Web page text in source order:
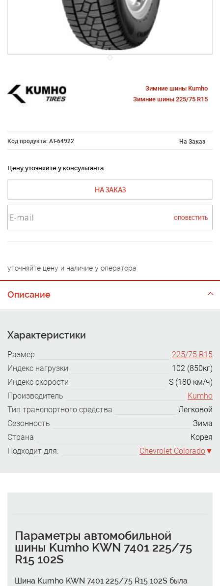
Зимние шины Kumho
Зимние шины 225/75 R15
Код продукта: AT-64922 На Заказ
Цену уточняйте у консультанта
НА ЗАКАЗ
ОПОВЕСТИТЬ
уточняйте цену и наличие у оператора
Описание
Характеристики
Размер
225/75 R15
Индекс нагрузки
102 (850кг)
Индекс скорости
S (180 км/ч)
Производитель
Kumho
Тип транспортного средства
Легковой
Сезонность
Зима
Страна
Корея
Подходит для:
Chevrolet Colorado
Параметры автомобильной
шины Kumho KWN 7401 225/75
R15 102S
Шина Kumho KWN 7401 225/75 R15 102S была